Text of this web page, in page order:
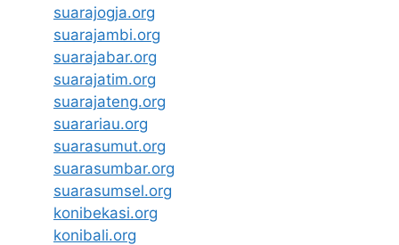
suarajogja.org
suarajambi.org
suarajabar.org
suarajatim.org
suarajateng.org
suarariau.org
suarasumut.org
suarasumbar.org
suarasumsel.org
konibekasi.org
konibali.org